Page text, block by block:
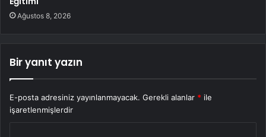
Ağustos 8, 2026
Bir yanıt yazın
E-posta adresiniz yayınlanmayacak. Gerekli alanlar * ile
işaretlenmişlerdir